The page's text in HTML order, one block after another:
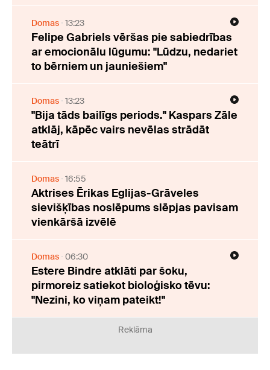
Domas 13:23
Felipe Gabriels vēršas pie sabiedrības
ar emocionālu lūgumu: "Lūdzu, nedariet
to bērniem un jauniešiem"
Domas 13:23
"Bija tāds bailīgs periods." Kaspars Zāle
atklāj, kāpēc vairs nevēlas strādāt
teātrī
Domas 16:55
Aktrises Ērikas Eglijas-Grāveles
sievišķības noslēpums slēpjas pavisam
vienkāršā izvēlē
Domas 06:30
Estere Bindre atklāti par šoku,
pirmoreiz satiekot bioloģisko tēvu:
"Nezini, ko viņam pateikt!"
Reklāma